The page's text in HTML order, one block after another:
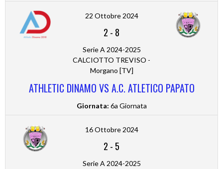
22 Ottobre 2024
2 - 8
Serie A 2024-2025
CALCIOTTO TREVISO -
Morgano [TV]
ATHLETIC DINAMO VS A.C. ATLETICO PAPATO
Giornata: 6a Giornata
16 Ottobre 2024
2 - 5
Serie A 2024-2025